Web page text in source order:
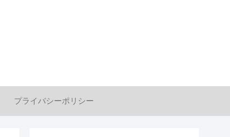
プライバシーポリシー